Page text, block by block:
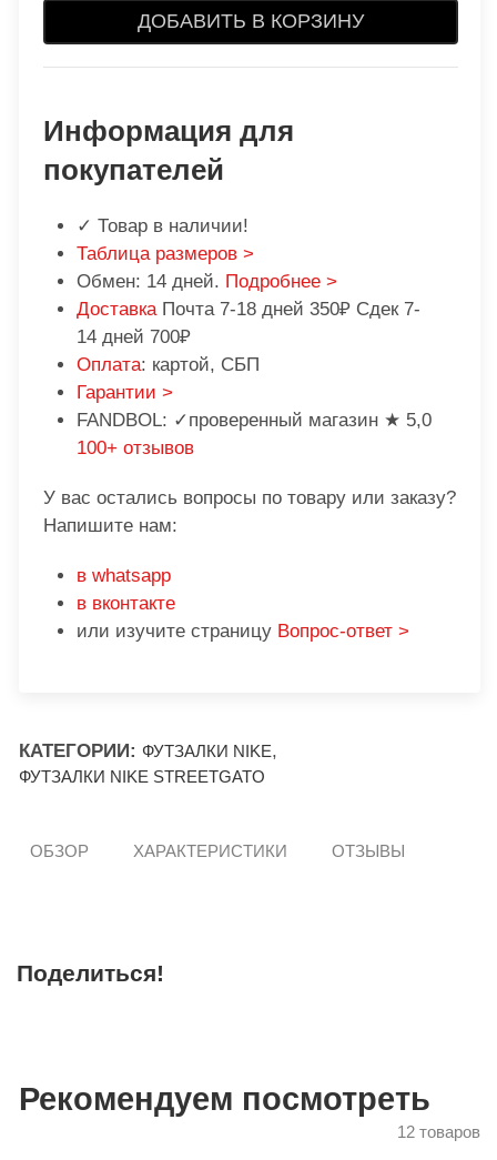
ДОБАВИТЬ В КОРЗИНУ
Информация для
покупателей
✓ Товар в наличии!
Таблица размеров >
Обмен: 14 дней. Подробнее >
Доставка Почта 7-18 дней 350₽ Сдек 7-
14 дней 700₽
Оплата: картой, СБП
Гарантии >
FANDBOL: ✓проверенный магазин ★ 5,0
100+ отзывов
У вас остались вопросы по товару или заказу?
Напишите нам:
в whatsapp
в вконтакте
или изучите страницу Вопрос-ответ >
КАТЕГОРИИ: ФУТЗАЛКИ NIKE,
ФУТЗАЛКИ NIKE STREETGATO
ОБЗОР ХАРАКТЕРИСТИКИ ОТЗЫВЫ
Поделиться!
Рекомендуем посмотреть
12 товаров